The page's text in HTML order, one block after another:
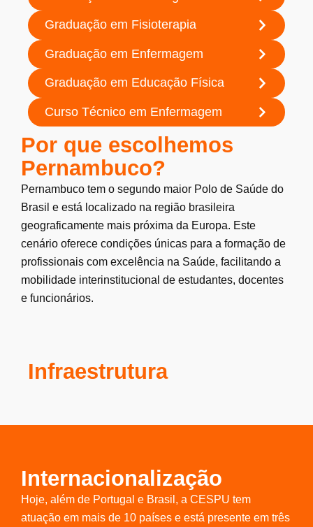
Graduação em Fisioterapia
Graduação em Enfermagem
Graduação em Educação Física
Curso Técnico em Enfermagem
Por que escolhemos
Pernambuco?
Pernambuco tem o segundo maior Polo de Saúde do
Brasil e está localizado na região brasileira
geograficamente mais próxima da Europa. Este
cenário oferece condições únicas para a formação de
profissionais com excelência na Saúde, facilitando a
mobilidade interinstitucional de estudantes, docentes
e funcionários.
Infraestrutura
Internacionalização
Hoje, além de Portugal e Brasil, a CESPU tem
atuação em mais de 10 países e está presente em três